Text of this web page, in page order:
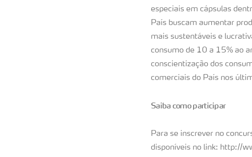
especiais em cápsulas
País buscam aumentar
mais sustentáveis e
consumo de 10 a 15% ao
conscientização dos
comerciais do País nos
Saiba como participar
Para se inscrever no
disponíveis no link: http://